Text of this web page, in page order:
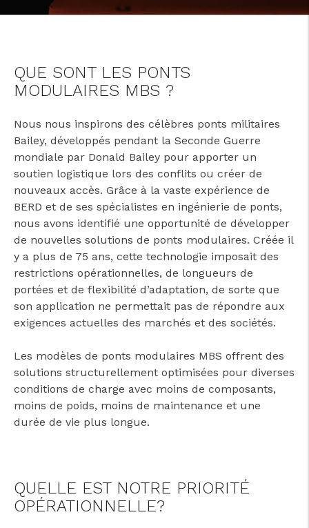
QUE SONT LES PONTS
MODULAIRES MBS ?
Nous nous inspirons des célèbres ponts militaires
Bailey, développés pendant la Seconde Guerre
mondiale par Donald Bailey pour apporter un
soutien logistique lors des conflits ou créer de
nouveaux accès. Grâce à la vaste expérience de
BERD et de ses spécialistes en ingénierie de ponts,
nous avons identifié une opportunité de développer
de nouvelles solutions de ponts modulaires. Créée il
y a plus de 75 ans, cette technologie imposait des
restrictions opérationnelles, de longueurs de
portées et de flexibilité d’adaptation, de sorte que
son application ne permettait pas de répondre aux
exigences actuelles des marchés et des sociétés.
Les modèles de ponts modulaires MBS offrent des
solutions structurellement optimisées pour diverses
conditions de charge avec moins de composants,
moins de poids, moins de maintenance et une
durée de vie plus longue.
QUELLE EST NOTRE PRIORITÉ
OPÉRATIONNELLE?